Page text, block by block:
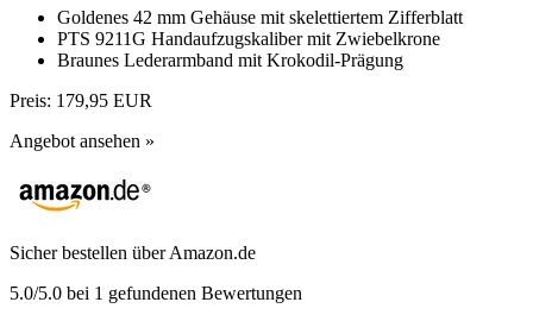
Goldenes 42 mm Gehäuse mit skelettiertem Zifferblatt
PTS 9211G Handaufzugskaliber mit Zwiebelkrone
Braunes Lederarmband mit Krokodil-Prägung
Preis: 179,95 EUR
Angebot ansehen »
Sicher bestellen über Amazon.de
5.0/5.0 bei 1 gefundenen Bewertungen